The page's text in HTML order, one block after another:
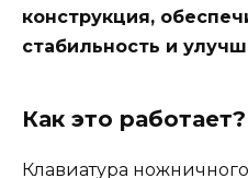
конструкция,
стабильность и
Как это работает?
Клавиатура